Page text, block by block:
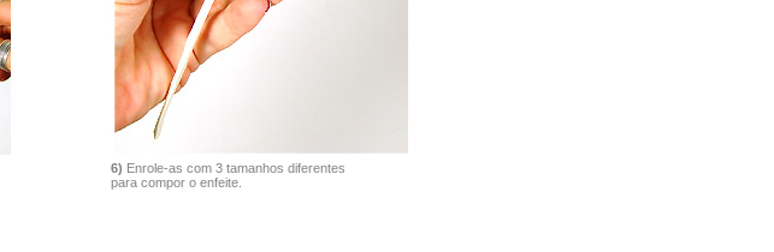
6) Enrole-as com 3 tamanhos diferentes
para compor o enfeite.